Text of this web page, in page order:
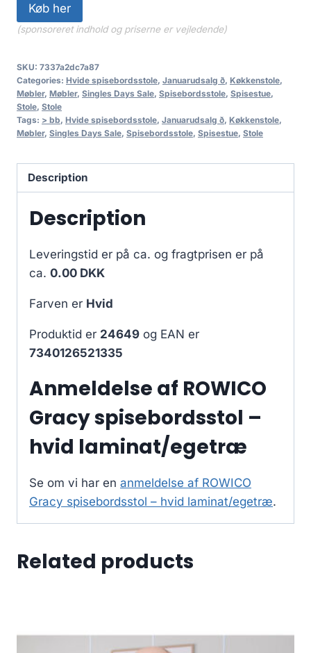
Køb her
(sponsoreret indhold og priserne er vejledende)
SKU: 7337a2dc7a87
Categories: Hvide spisebordsstole, Januarudsalg ð, Køkkenstole,
Møbler, Møbler, Singles Days Sale, Spisebordsstole, Spisestue,
Stole, Stole
Tags: > bb, Hvide spisebordsstole, Januarudsalg ð, Køkkenstole,
Møbler, Singles Days Sale, Spisebordsstole, Spisestue, Stole
Description
Description
Leveringstid er på ca. og fragtprisen er på
ca. 0.00 DKK
Farven er Hvid
Produktid er 24649 og EAN er
7340126521335
Anmeldelse af ROWICO
Gracy spisebordsstol –
hvid laminat/egetræ
Se om vi har en anmeldelse af ROWICO
Gracy spisebordsstol – hvid laminat/egetræ.
Related products